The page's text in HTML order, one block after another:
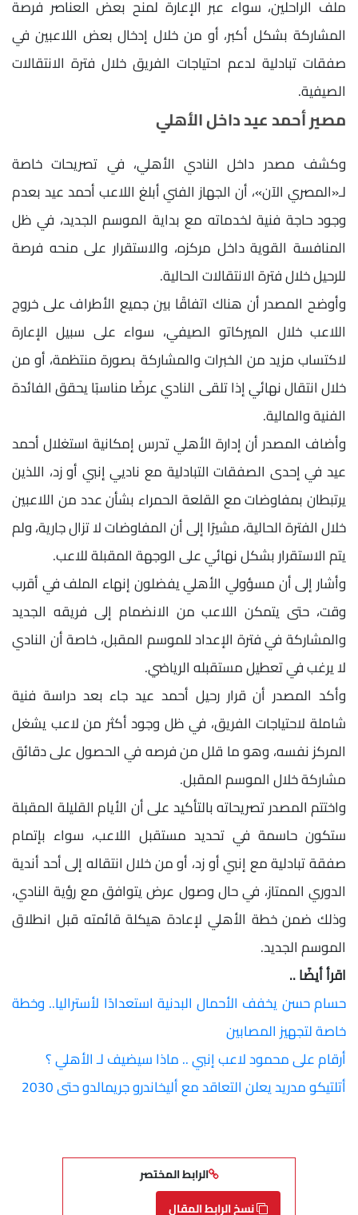
ملف الراحلين، سواء عبر الإعارة لمنح بعض العناصر فرصة
المشاركة بشكل أكبر، أو من خلال إدخال بعض اللاعبين في
صفقات تبادلية لدعم احتياجات الفريق خلال فترة الانتقالات
الصيفية.
مصير أحمد عيد داخل الأهلي
وكشف مصدر داخل النادي الأهلي، في تصريحات خاصة
لـ«المصري الآن»، أن الجهاز الفني أبلغ اللاعب أحمد عيد بعدم
وجود حاجة فنية لخدماته مع بداية الموسم الجديد، في ظل
المنافسة القوية داخل مركزه، والاستقرار على منحه فرصة
للرحيل خلال فترة الانتقالات الحالية.
وأوضح المصدر أن هناك اتفاقًا بين جميع الأطراف على خروج
اللاعب خلال الميركاتو الصيفي، سواء على سبيل الإعارة
لاكتساب مزيد من الخبرات والمشاركة بصورة منتظمة، أو من
خلال انتقال نهائي إذا تلقى النادي عرضًا مناسبًا يحقق الفائدة
الفنية والمالية.
وأضاف المصدر أن إدارة الأهلي تدرس إمكانية استغلال أحمد
عيد في إحدى الصفقات التبادلية مع ناديي إنبي أو زد، اللذين
يرتبطان بمفاوضات مع القلعة الحمراء بشأن عدد من اللاعبين
خلال الفترة الحالية، مشيرًا إلى أن المفاوضات لا تزال جارية، ولم
يتم الاستقرار بشكل نهائي على الوجهة المقبلة للاعب.
وأشار إلى أن مسؤولي الأهلي يفضلون إنهاء الملف في أقرب
وقت، حتى يتمكن اللاعب من الانضمام إلى فريقه الجديد
والمشاركة في فترة الإعداد للموسم المقبل، خاصة أن النادي
لا يرغب في تعطيل مستقبله الرياضي.
وأكد المصدر أن قرار رحيل أحمد عيد جاء بعد دراسة فنية
شاملة لاحتياجات الفريق، في ظل وجود أكثر من لاعب يشغل
المركز نفسه، وهو ما قلل من فرصه في الحصول على دقائق
مشاركة خلال الموسم المقبل.
واختتم المصدر تصريحاته بالتأكيد على أن الأيام القليلة المقبلة
ستكون حاسمة في تحديد مستقبل اللاعب، سواء بإتمام
صفقة تبادلية مع إنبي أو زد، أو من خلال انتقاله إلى أحد أندية
الدوري الممتاز، في حال وصول عرض يتوافق مع رؤية النادي،
وذلك ضمن خطة الأهلي لإعادة هيكلة قائمته قبل انطلاق
الموسم الجديد.
اقرأ أيضًا ..
حسام حسن يخفف الأحمال البدنية استعدادًا لأستراليا.. وخطة
خاصة لتجهيز المصابين
أرقام على محمود لاعب إنبي .. ماذا سيضيف لـ الأهلي ؟
أتلتيكو مدريد يعلن التعاقد مع أليخاندرو جريمالدو حتى 2030
الرابط المختصر
نسخ الرابط المقال